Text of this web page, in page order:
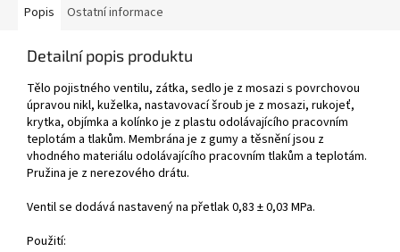
Popis Ostatní informace
Detailní popis produktu
Tělo pojistného ventilu, zátka, sedlo je z mosazi s povrchovou
úpravou nikl, kuželka, nastavovací šroub je z mosazi, rukojeť,
krytka, objímka a kolínko je z plastu odolávajícího pracovním
teplotám a tlakům. Membrána je z gumy a těsnění jsou z
vhodného materiálu odolávajícího pracovním tlakům a teplotám.
Pružina je z nerezového drátu.
Ventil se dodává nastavený na přetlak 0,83 ± 0,03 MPa.
Použití: